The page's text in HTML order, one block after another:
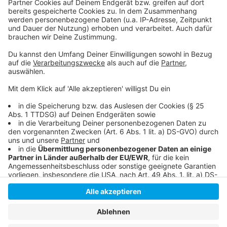
persönlicher Wochenrückblick - so privat wie noch nie,
so lustig wie immer.
Anzeige